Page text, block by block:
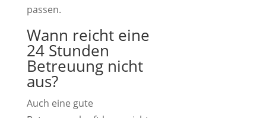
passen.
Wann reicht eine
24 Stunden
Betreuung nicht
aus?
Auch eine gute